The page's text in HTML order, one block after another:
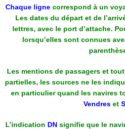
Chaque lignecorrespond à un
Les dates du départ et de
lettres, avec le port d’attache.
lorsqu’elles sont connues
Les mentions de passagers et
partielles, les sources ne les
en particulier quand les navires
Vendres et
L’indication DNsignifie que le